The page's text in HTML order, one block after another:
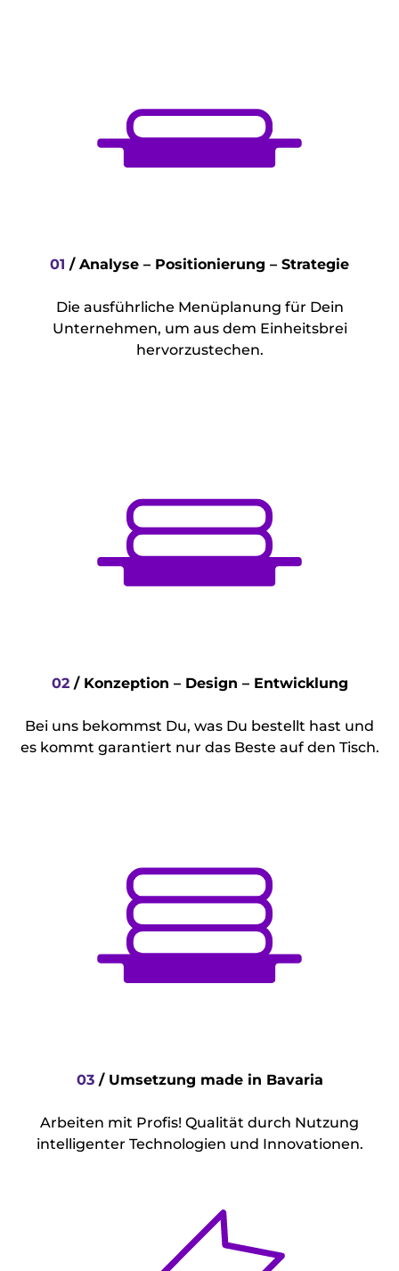
01 / Analyse – Positionierung – Strategie
Die ausführliche Menüplanung für Dein
Unternehmen, um aus dem Einheitsbrei
hervorzustechen.
02/Konzeption – Design – Entwicklung
Bei uns bekommst Du, was Du bestellt hast und
es kommt garantiert nur das Beste auf den Tisch.
03/ Umsetzung made in Bavaria
Arbeiten mit Profis! Qualität durch Nutzung
intelligenter Technologien und Innovationen.